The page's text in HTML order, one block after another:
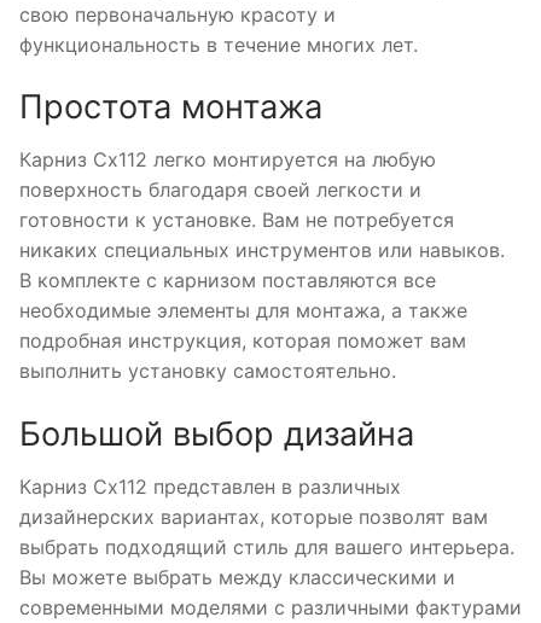
свою первоначальную красоту и
функциональность в течение многих лет.
Простота монтажа
Карниз Cx112 легко монтируется на любую
поверхность благодаря своей легкости и
готовности к установке. Вам не потребуется
никаких специальных инструментов или навыков.
В комплекте с карнизом поставляются все
необходимые элементы для монтажа, а также
подробная инструкция, которая поможет вам
выполнить установку самостоятельно.
Большой выбор дизайна
Карниз Cx112 представлен в различных
дизайнерских вариантах, которые позволят вам
выбрать подходящий стиль для вашего интерьера.
Вы можете выбрать между классическими и
современными моделями с различными фактурами